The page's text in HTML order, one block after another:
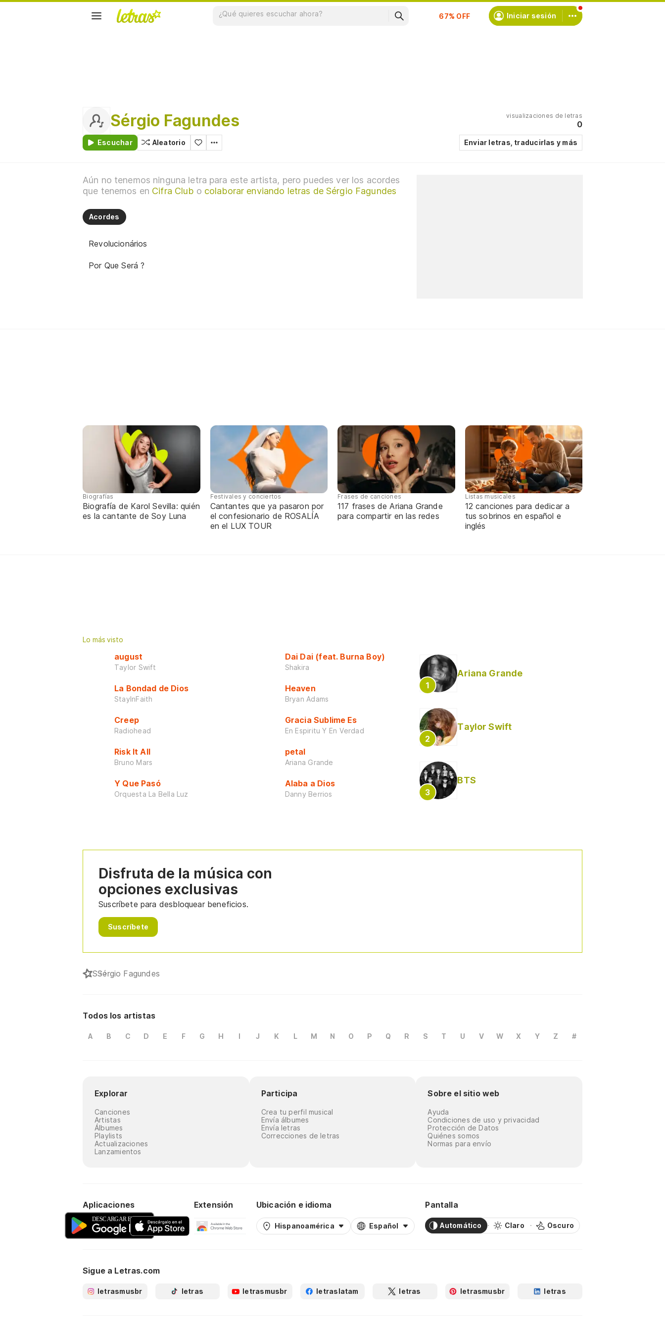
Suscríbete
Iniciar sesión
Sérgio Fagundes
Escuchar Aleatorio
visualizaciones de letras
0
Enviar letras, traducirlas y más
Aún no tenemos ninguna letra para este artista, pero puedes ver los acordes
que tenemos en Cifra Club o colaborar enviando letras de Sérgio Fagundes
Acordes
Revolucionários
Por Que Será ?
Biografías
Biografía de Karol Sevilla: quién
es la cantante de Soy Luna
Festivales y conciertos
Cantantes que ya pasaron por
el confesionario de ROSALÍA
en el LUX TOUR
Frases de canciones
117 frases de Ariana Grande
para compartir en las redes
Listas musicales
12 canciones para dedicar a
tus sobrinos en español e
inglés
Lo más visto
august
Taylor Swift
La Bondad de Dios
StayInFaith
Creep
Radiohead
Risk It All
Bruno Mars
Y Que Pasó
Orquesta La Bella Luz
Dai Dai (feat. Burna Boy)
Shakira
Heaven
Bryan Adams
Gracia Sublime Es
En Espiritu Y En Verdad
petal
Ariana Grande
Alaba a Dios
Danny Berrios
Ariana Grande
Taylor Swift
BTS
Disfruta de la música con
opciones exclusivas
Suscríbete para desbloquear beneficios.
Suscríbete
SSérgio Fagundes
Todos los artistas
A B C D E F G H I J K L M N O P Q R S T U V W X Y Z #
Explorar
Canciones
Artistas
Álbumes
Playlists
Actualizaciones
Lanzamientos
Participa
Crea tu perfil musical
Envía álbumes
Envía letras
Correcciones de letras
Sobre el sitio web
Ayuda
Condiciones de uso y privacidad
Protección de Datos
Quiénes somos
Normas para envío
Aplicaciones Extensión Ubicación e idioma
Hispanoamérica Español
Pantalla
Automático Claro Oscuro
Sigue a Letras.com
letrasmusbr letras letrasmusbr letraslatam letras letrasmusbr letras